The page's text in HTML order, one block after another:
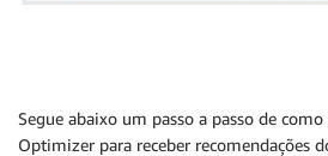
Segue abaixo um passo a passo de
Optimizer para receber recomendações